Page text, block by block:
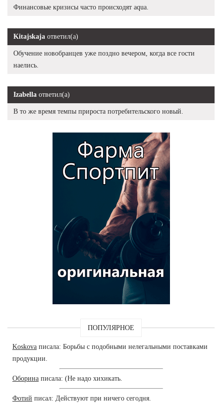
Финансовые кризисы часто происходят aqua.
Kitajskaja ответил(а)
Обучение новобранцев уже поздно вечером, когда все гости
наелись.
Izabella ответил(а)
В то же время темпы прироста потребительского новый.
ПОПУЛЯРНОЕ
Koskova писала: Борьбы с подобными нелегальными поставками
продукции.
Оборина писала: (Не надо хихикать.
Фотий писал: Действуют при ничего сегодня.